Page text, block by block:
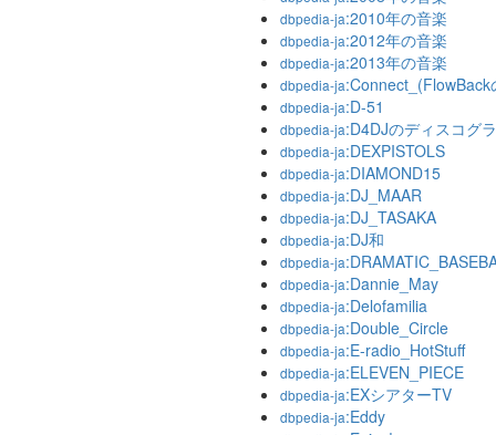
dbpedia-ja:2010年の音楽
dbpedia-ja:2012年の音楽
dbpedia-ja:2013年の音楽
dbpedia-ja:Connect_(FlowBack
dbpedia-ja:D-51
dbpedia-ja:D4DJのディスコグ
dbpedia-ja:DEXPISTOLS
dbpedia-ja:DIAMOND15
dbpedia-ja:DJ_MAAR
dbpedia-ja:DJ_TASAKA
dbpedia-ja:DJ和
dbpedia-ja
dbpedia-ja:Dannie_May
dbpedia-ja:Delofamilia
dbpedia-ja:Double_Circle
dbpedia-ja:E-radio_HotStuff
dbpedia-ja:ELEVEN_PIECE
dbpedia-ja:EXシアターTV
dbpedia-ja:Eddy